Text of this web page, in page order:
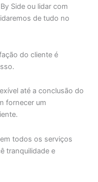
Side ou lidar com
de tudo no
do cliente é
até a conclusão do
fornecer um
todos os serviços
tranquilidade e